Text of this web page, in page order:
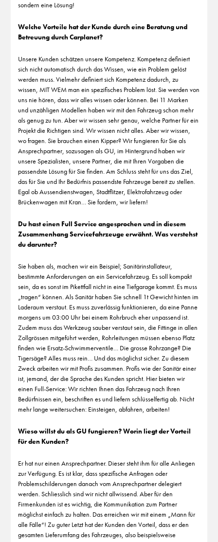
sondern eine Lösung!
Welche Vorteile hat der Kunde durch eine Beratung und
Betreuung durch Carplanet?
Unsere Kunden schätzen unsere Kompetenz. Kompetenz definiert
sich nicht automatisch durch das Wissen, wie ein Problem gelöst
werden muss. Vielmehr definiert sich Kompetenz dadurch, zu
wissen, MIT WEM man ein spezifisches Problem löst. Sie werden von
uns nie hören, dass wir alles wissen oder können. Bei 11 Marken
und unzähligen Modellen haben wir mit den Fahrzeug schon mehr
als genug zu tun. Aber wir wissen sehr genau, welche Partner für ein
Projekt die Richtigen sind. Wir wissen nicht alles. Aber wir wissen,
wo fragen. Sie brauchen einen Kipper? Wir fungieren für Sie als
Ansprechpartner, sozusagen als GU, im Hintergrund haben wir
unsere Spezialisten, unsere Partner, die mit Ihren Vorgaben die
passendste Lösung für Sie finden. Am Schluss steht für uns das Ziel,
das für Sie und Ihr Bedürfnis passendste Fahrzeuge bereit zu stellen.
Egal ob Aussendienstwagen, Stadtflitzer, Elektrofahrzeug oder
Brückenwagen mit Kran… Sie fordern, wir liefern!
Du hast einen Full Service angesprochen und in diesem
Zusammenhang Servicefahrzeuge erwähnt. Was verstehst
du darunter?
Sie haben als, machen wir ein Beispiel; Sanitärinstallateur,
bestimmte Anforderungen an ein Servicefahrzeug. Es soll kompakt
sein, da es sonst im Pikettfall nicht in eine Tiefgarage kommt. Es muss
„tragen“ können. Als Sanitär haben Sie schnell 1t Gewicht hinten im
Laderaum verstaut. Es muss zuverlässig funktionieren, da eine Panne
morgens um 03:00 Uhr bei einem Rohrbruch eher unpassend ist.
Zudem muss das Werkzeug sauber verstaut sein, die Fittinge in allen
Zollgrössen mitgeführt werden, Rohrleitungen müssen ebenso Platz
finden wie Ersatz-Schwimmerventile… Die grosse Rohrzange? Die
Tigersäge? Alles muss rein… Und das möglichst sicher. Zu diesem
Zweck arbeiten wir mit Profis zusammen. Profis wie der Sanitär einer
ist, jemand, der die Sprache des Kunden spricht. Hier bieten wir
einen Full-Service: Wir richten Ihnen das Fahrzeug nach Ihren
Bedürfnissen ein, beschriften es und liefern schlüsselfertig ab. Nicht
mehr lange weitersuchen: Einsteigen, abfahren, arbeiten!
Wieso willst du als GU fungieren? Worin liegt der Vorteil
für den Kunden?
Er hat nur einen Ansprechpartner. Dieser steht ihm für alle Anliegen
zur Verfügung. Es ist klar, dass spezifische Anfragen oder
Problemschilderungen danach vom Ansprechpartner delegiert
werden. Schliesslich sind wir nicht allwissend. Aber für den
Firmenkunden ist es wichtig, die Kommunikation zum Partner
möglichst einfach zu halten. Das erreichen wir mit einem „Mann für
alle Fälle“! Zu guter Letzt hat der Kunden den Vorteil, dass er den
gesamten Lieferumfang des Fahrzeuges, also beispielsweise